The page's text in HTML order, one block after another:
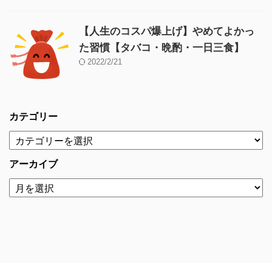
【人生のコスパ爆上げ】やめてよかっ
た習慣【タバコ・晩酌・一日三食】
2022/2/21
カテゴリー
アーカイブ